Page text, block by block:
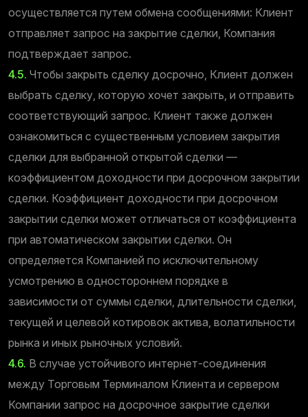
осуществляется путем обмена сообщениями: Клиент
отправляет запрос на закрытие сделки, Компания
подтверждает запрос.
4.5. Чтобы закрыть сделку досрочно, Клиент должен
выбрать сделку, которую хочет закрыть, и отправить
соответствующий запрос. Клиент также должен
ознакомиться с существенным условием закрытия
сделки для выбранной открытой сделки —
коэффициентом доходности при досрочном закрытии
сделки. Коэффициент доходности при досрочном
закрытии сделки может отличаться от коэффициента
при автоматическом закрытии сделки. Он
определяется Компанией по исключительному
усмотрению в одностороннем порядке в
зависимости от суммы сделки, длительности сделки,
текущей и целевой котировок актива, волатильности
рынка и иных рыночных условий.
4.6. В случае устойчивого интернет-соединения
между Торговым Терминалом Клиента и сервером
Компании запрос на досрочное закрытие сделки